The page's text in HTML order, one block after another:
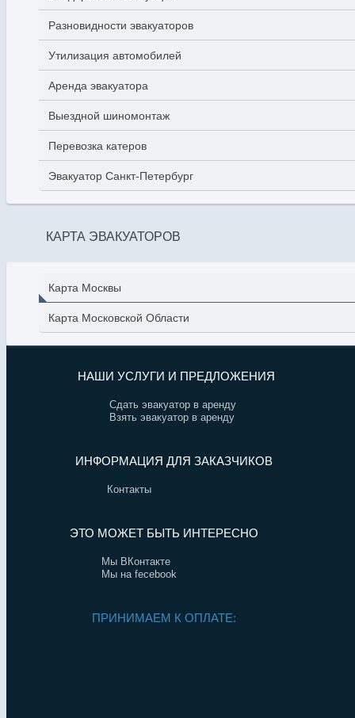
Разновидности эвакуаторов
Утилизация автомобилей
Аренда эвакуатора
Выездной шиномонтаж
Перевозка катеров
Эвакуатор Санкт-Петербург
КАРТА ЭВАКУАТОРОВ
Карта Москвы
Карта Московской Области
НАШИ УСЛУГИ И ПРЕДЛОЖЕНИЯ
Сдать эвакуатор в аренду
Взять эвакуатор в аренду
ИНФОРМАЦИЯ ДЛЯ ЗАКАЗЧИКОВ
Контакты
ЭТО МОЖЕТ БЫТЬ ИНТЕРЕСНО
Мы ВКонтакте
Мы на fecebook
ПРИНИМАЕМ К ОПЛАТЕ: